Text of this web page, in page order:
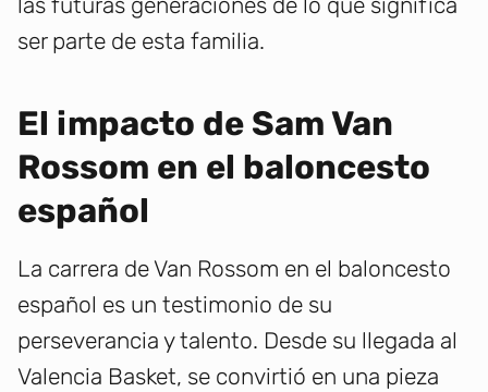
ser parte de esta familia.
El impacto de Sam Van
Rossom en el baloncesto
español
La carrera de Van Rossom en el baloncesto
español es un testimonio de su
perseverancia y talento. Desde su llegada al
Valencia Basket, se convirtió en una pieza